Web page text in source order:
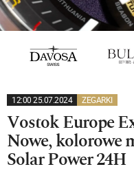
12:00 25.07.2024 ZEGARKI
Vostok Europe
Nowe, kolorowe
Solar Power 24H